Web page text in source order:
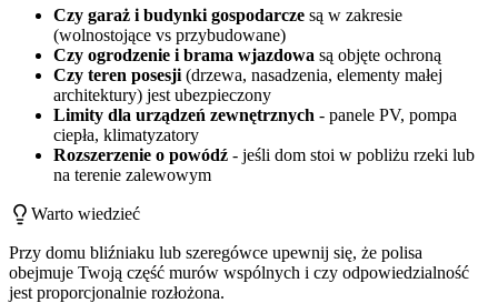
Czy garaż i budynki gospodarcze są w zakresie
(wolnostojące vs przybudowane)
Czy ogrodzenie i brama wjazdowa są objęte ochroną
Czy teren posesji (drzewa, nasadzenia, elementy małej
architektury) jest ubezpieczony
Limity dla urządzeń zewnętrznych - panele PV, pompa
ciepła, klimatyzatory
Rozszerzenie o powódź - jeśli dom stoi w pobliżu rzeki lub
na terenie zalewowym
Warto wiedzieć
Przy domu bliźniaku lub szeregówce upewnij się, że polisa
obejmuje Twoją część murów wspólnych i czy odpowiedzialność
jest proporcjonalnie rozłożona.